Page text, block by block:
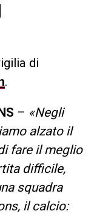
di
.
– «Negli
alzato il
fare il meglio
difficile,
squadra
il calcio: